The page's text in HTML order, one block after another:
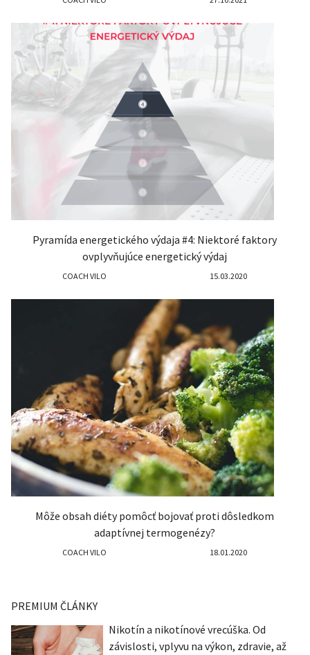
Pyramída energetického výdaja #4: Niektoré faktory
ovplyvňujúce energetický výdaj
COACH VILO 15.03.2020
Môže obsah diéty pomôcť bojovať proti dôsledkom
adaptívnej termogenézy?
COACH VILO 18.01.2020
PREMIUM ČLÁNKY
Nikotín a nikotínové vrecúška. Od
závislosti, vplyvu na výkon, zdravie, až